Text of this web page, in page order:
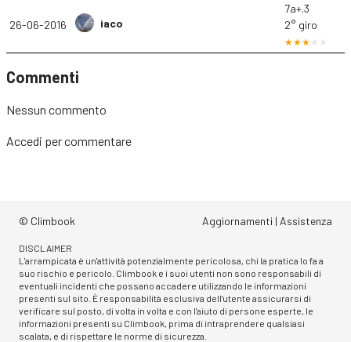
26-06-2016 iaco
7a+.3
2° giro
Commenti
Nessun commento
Accedi per commentare
© Climbook Aggiornamenti | Assistenza
DISCLAIMER
L'arrampicata è un'attività potenzialmente pericolosa, chi la pratica lo fa a
suo rischio e pericolo. Climbook e i suoi utenti non sono responsabili di
eventuali incidenti che possano accadere utilizzando le informazioni
presenti sul sito. È responsabilità esclusiva dell'utente assicurarsi di
verificare sul posto, di volta in volta e con l'aiuto di persone esperte, le
informazioni presenti su Climbook, prima di intraprendere qualsiasi
scalata, e di rispettare le norme di sicurezza.